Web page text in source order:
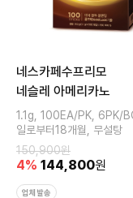
네스카페수프리모
네슬레 아메리카노
1.1g, 100EA/PK, 6PK/
일로부터18개월, 무설탕
150,900원
4% 144,800원
업체발송